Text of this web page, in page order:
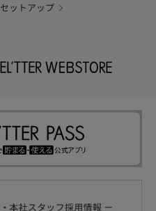
セットアップ